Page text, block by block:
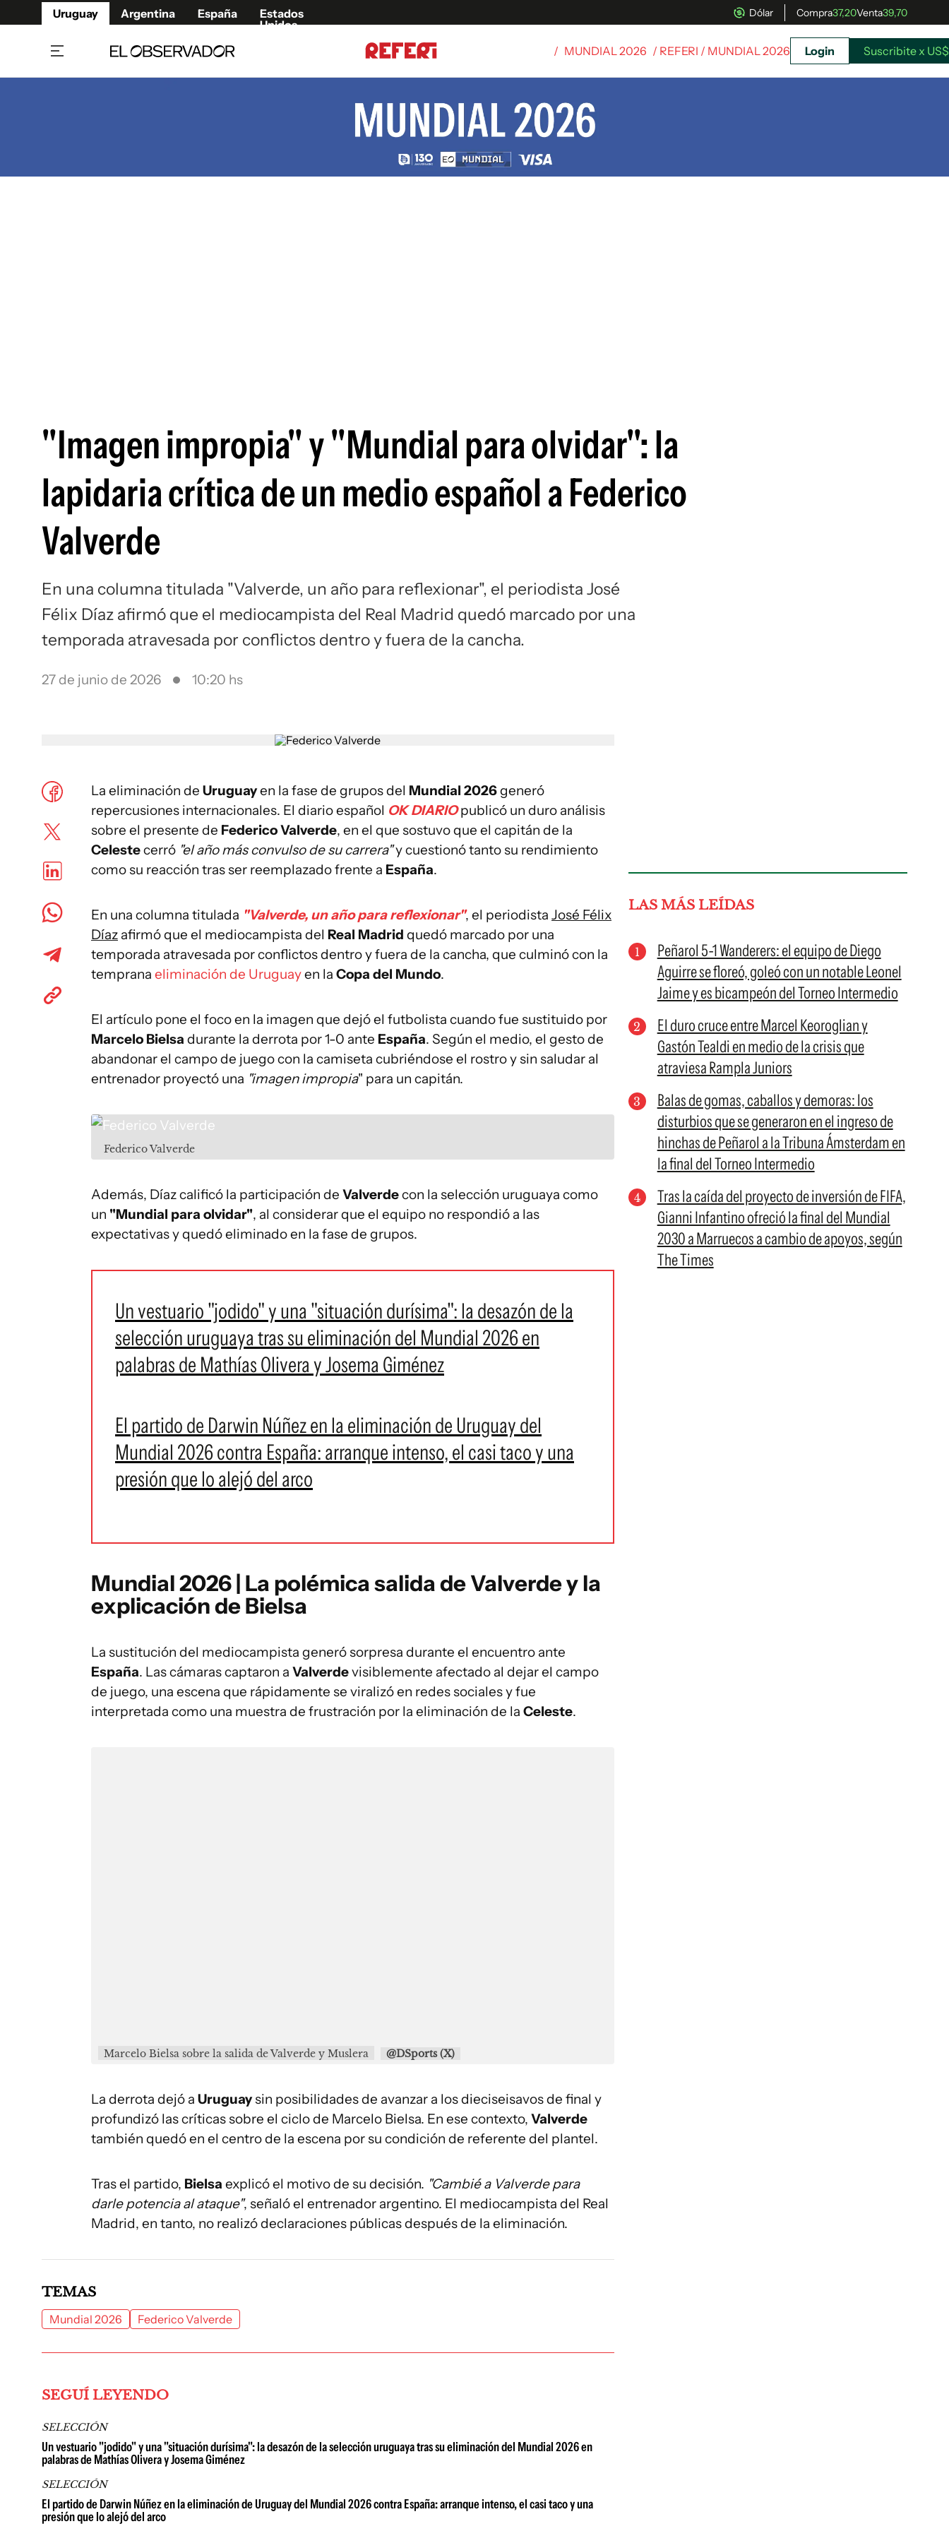
Uruguay Argentina España
Estados
Unidos
Dólar Compra37,20Venta39,70
/ MUNDIAL 2026 / REFERI / MUNDIAL 2026 Login Suscribite x
"Imagen impropia" y "Mundial para olvidar": la
lapidaria crítica de un medio español a Federico
Valverde
En una columna titulada "Valverde, un año para reflexionar", el periodista José
Félix Díaz afirmó que el mediocampista del Real Madrid quedó marcado por una
temporada atravesada por conflictos dentro y fuera de la cancha.
27 de junio de 2026 10:20 hs
La eliminación de Uruguayen la fase de grupos del Mundial 2026generó
repercusiones internacionales. El diario español OK DIARIOpublicó un duro análisis
sobre el presente de Federico Valverde, en el que sostuvo que el capitán de la
Celestecerró "el año más convulso de su carrera"y cuestionó tanto su rendimiento
como su reacción tras ser reemplazado frente a España.
En una columna titulada "Valverde, un año para reflexionar", el periodista José Félix
Díaz afirmó que el mediocampista del Real Madrid quedó marcado por una
temporada atravesada por conflictos dentro y fuera de la cancha, que culminó con la
temprana eliminación de Uruguayen la Copa del Mundo.
El artículo pone el foco en la imagen que dejó el futbolista cuando fue sustituido por
Marcelo Bielsa durante la derrota por 1-0 ante España. Según el medio, el gesto de
abandonar el campo de juego con la camiseta cubriéndose el rostro y sin saludar al
entrenador proyectó una "imagen impropia" para un capitán.
Federico Valverde
Además, Díaz calificó la participación de Valverdecon la selección uruguaya como
un "Mundial para olvidar", al considerar que el equipo no respondió a las
expectativas y quedó eliminado en la fase de grupos.
Un vestuario "jodido" y una "situación durísima": la desazón de la
selección uruguaya tras su eliminación del Mundial 2026 en
palabras de Mathías Olivera y Josema Giménez
El partido de Darwin Núñez en la eliminación de Uruguay del
Mundial 2026 contra España: arranque intenso, el casi taco y una
presión que lo alejó del arco
Mundial 2026 | La polémica salida de Valverde y la
explicación de Bielsa
La sustitución del mediocampista generó sorpresa durante el encuentro ante
España. Las cámaras captaron a Valverdevisiblemente afectado al dejar el campo
de juego, una escena que rápidamente se viralizó en redes sociales y fue
interpretada como una muestra de frustración por la eliminación de la Celeste.
Marcelo Bielsa sobre la salida de Valverde y Muslera @DSports (X)
La derrota dejó a Uruguaysin posibilidades de avanzar a los dieciseisavos de final y
profundizó las críticas sobre el ciclo de Marcelo Bielsa. En ese contexto, Valverde
también quedó en el centro de la escena por su condición de referente del plantel.
Tras el partido, Bielsa explicó el motivo de su decisión. "Cambié a Valverde para
darle potencia al ataque", señaló el entrenador argentino. El mediocampista del Real
Madrid, en tanto, no realizó declaraciones públicas después de la eliminación.
LAS MÁS LEÍDAS
Peñarol 5-1 Wanderers: el equipo de Diego
Aguirre se floreó, goleó con un notable Leonel
Jaime y es bicampeón del Torneo Intermedio
El duro cruce entre Marcel Keoroglian y
Gastón Tealdi en medio de la crisis que
atraviesa Rampla Juniors
Balas de gomas, caballos y demoras: los
disturbios que se generaron en el ingreso de
hinchas de Peñarol a la Tribuna Ámsterdam en
la final del Torneo Intermedio
Tras la caída del proyecto de inversión de FIFA,
Gianni Infantino ofreció la final del Mundial
2030 a Marruecos a cambio de apoyos, según
The Times
TEMAS
Mundial 2026 Federico Valverde
SEGUÍ LEYENDO
SELECCIÓN
Un vestuario "jodido" y una "situación durísima": la desazón de la selección uruguaya tras su eliminación del Mundial 2026 en
palabras de Mathías Olivera y Josema Giménez
SELECCIÓN
El partido de Darwin Núñez en la eliminación de Uruguay del Mundial 2026 contra España: arranque intenso, el casi taco y una
presión que lo alejó del arco